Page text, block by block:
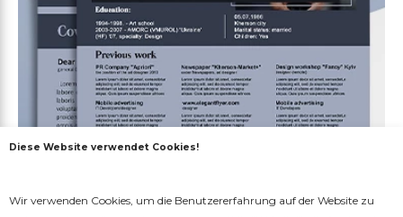
Diese Website verwendet Cookies!
Wir verwenden Cookies, um die Benutzererfahrung auf der Website zu